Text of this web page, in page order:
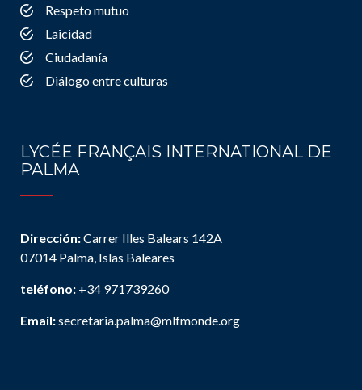
Respeto mutuo
Laicidad
Ciudadanía
Diálogo entre culturas
LYCÉE FRANÇAIS INTERNATIONAL DE
PALMA
Dirección:Carrer Illes Balears 142A
07014 Palma, Islas Baleares
teléfono: +34 971739260
Email:secretaria.palma@mlfmonde.org